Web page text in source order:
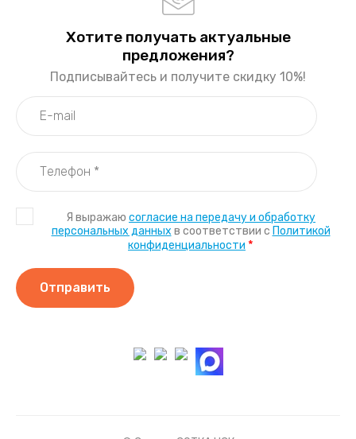
Хотите получать актуальные
предложения?
Подписывайтесь и получите скидку 10%!
Я выражаю согласие на передачу и обработку
персональных данных в соответствии с Политикой
конфиденциальности *
Отправить